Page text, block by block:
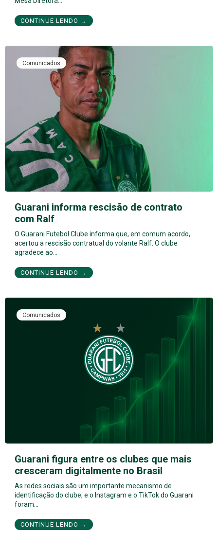
CONTINUE LENDO →
Comunicados
Guarani informa rescisão de contrato
com Ralf
O Guarani Futebol Clube informa que, em comum acordo,
acertou a rescisão contratual do volante Ralf. O clube
agradece ao…
CONTINUE LENDO →
Comunicados
Guarani figura entre os clubes que mais
cresceram digitalmente no Brasil
As redes sociais são um importante mecanismo de
identificação do clube, e o Instagram e o TikTok do Guarani
foram…
CONTINUE LENDO →